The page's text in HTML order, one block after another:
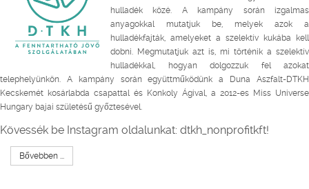
hulladék közé. A kampány során izgalmas
anyagokkal mutatjuk be, melyek azok a
hulladékfajták, amelyeket a szelektív kukába kell
dobni. Megmutatjuk azt is, mi történik a szelektív
hulladékkal, hogyan dolgozzuk fel azokat
telephelyünkön. A kampány során együttműködünk a Duna Aszfalt-DTKH
Kecskemét kosárlabda csapattal és Konkoly Ágival, a 2012-es Miss Universe
Hungary bajai születésű győztesével.
Kövessék be Instagram oldalunkat: dtkh_nonprofitkft!
Bővebben ...